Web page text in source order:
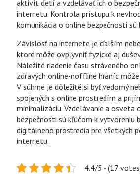
aktivít detí a vzdelávať ich o
internetu. Kontrola prístupu k
komunikácia o online bezpečnosti sú
Závislosť na internete je ďalším
ktoré môže ovplyvniť fyzické aj
Náležité riadenie času stráveného
zdravých online-noffline hraníc
V súhrne je dôležité si byť vedomý
spojených s online prostredím a
minimalizáciu. Vzdelávanie a osveta
bezpečnosti sú kľúčom k vytvoreniu
digitálneho prostredia pre všetkých
internetu.
4.4/5 - (17